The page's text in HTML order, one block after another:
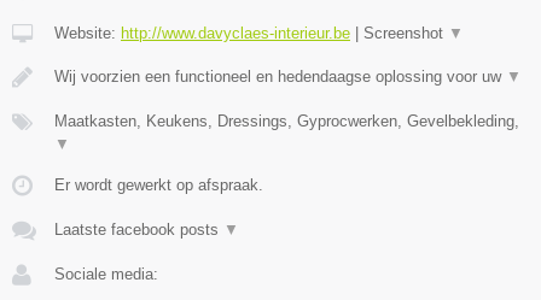
Website: http://www.davyclaes-interieur.be Screenshot ▼
Wij voorzien een functioneel en hedendaagse oplossing voor uw ▼
Maatkasten, Keukens, Dressings, Gyprocwerken, Gevelbekleding,
▼
Er wordt gewerkt op afspraak.
Laatste facebook posts ▼
Sociale media: